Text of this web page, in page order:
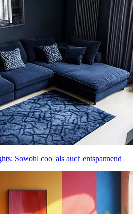
Sowohl cool als auch entspannend